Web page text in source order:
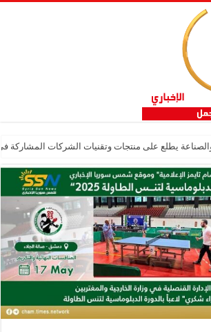
يطلع على منتجات وتقنيات الشركات المشاركة في